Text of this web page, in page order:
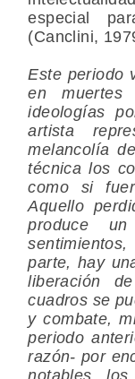
especial
(Canclini,
Este periodo
en
ideologías
artista
melancolía
técnica los
como si
Aquello
produce
parte, hay
liberación
cuadros se
y combate,
periodo
razón- por
notables